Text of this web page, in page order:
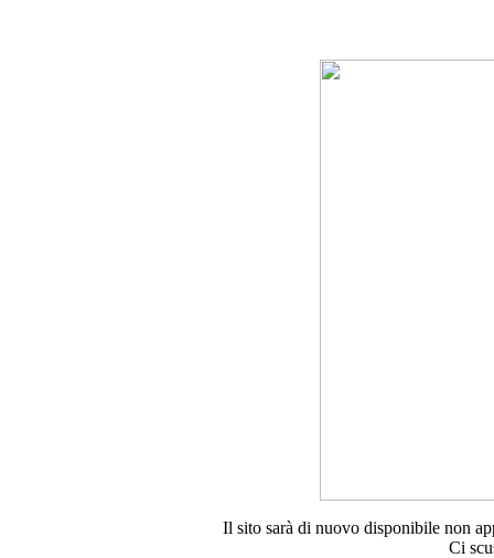
Il sito sarà di nuovo disponibile non
Ci